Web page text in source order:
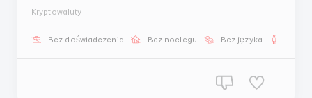
шанс ✨ ...
Kryptowaluty
Bez doświadczenia Bez noclegu Bez języka